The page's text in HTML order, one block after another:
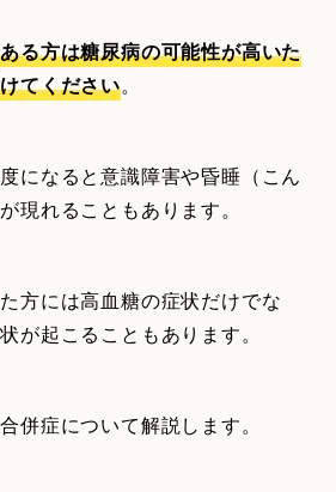
る方は糖尿病の可能性が高いた
てください。
になると意識障害や昏睡（こん
現れることもあります。
方には高血糖の症状だけでな
が起こることもあります。
併症について解説します。